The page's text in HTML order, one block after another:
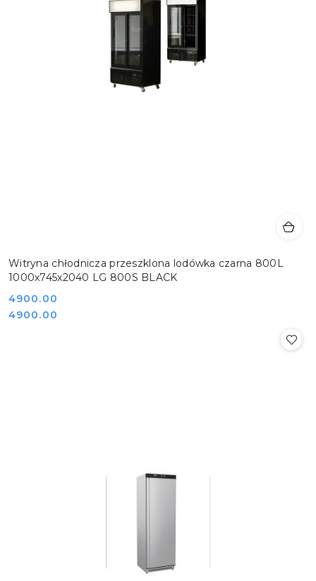
Witryna chłodnicza przeszklona lodówka czarna 800L
1000x745x2040 LG 800S BLACK
Cena:
4900.00
Cena:
4900.00